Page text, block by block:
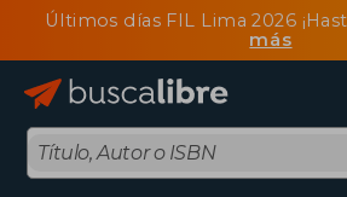
Últimos días FIL Lima 2026
más